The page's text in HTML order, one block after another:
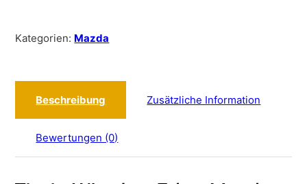
Kategorien: Mazda
Beschreibung Zusätzliche Information
Bewertungen (0)